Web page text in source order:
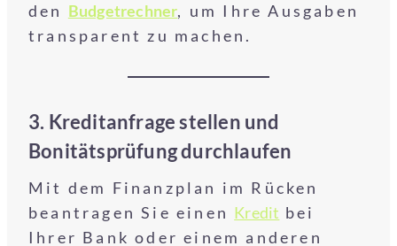
den Budgetrechner, um Ihre Ausgaben
transparent zu machen.
3. Kreditanfrage stellen und
Bonitätsprüfung durchlaufen
Mit dem Finanzplan im Rücken
beantragen Sie einen Kredit bei
Ihrer Bank oder einem anderen